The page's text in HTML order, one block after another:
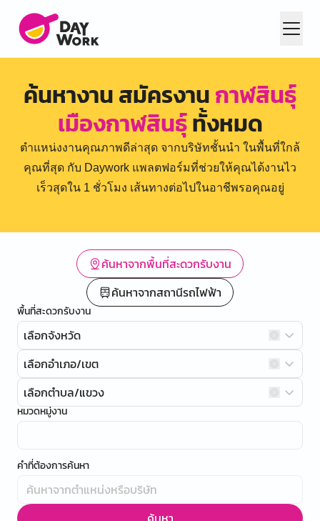
ค้นหางาน สมัครงานกาฬสินธุ์
เมืองกาฬสินธุ์ทั้งหมด
ตำแหน่งงานคุณภาพดีล่าสุด จากบริษัทชั้นนำ ในพื้นที่ใกล้
คุณที่สุด กับ Daywork แพลตฟอร์มที่ช่วยให้คุณได้งานไว
เร็วสุดใน 1 ชั่วโมง เส้นทางต่อไปในอาชีพรอคุณอยู่
ค้นหาจากพื้นที่สะดวกรับงาน
ค้นหาจากสถานีรถไฟฟ้า
พื้นที่สะดวกรับงาน
เลือกจังหวัด
เลือกอำเภอ/เขต
เลือกตำบล/แขวง
หมวดหมู่งาน
คำที่ต้องการค้นหา